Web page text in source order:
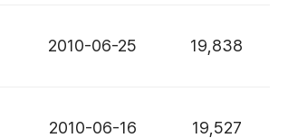
2010-06-25 19,838
2010-06-16 19,527